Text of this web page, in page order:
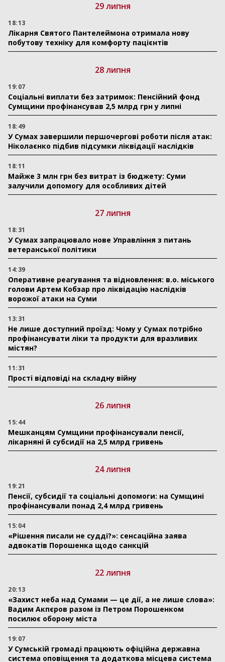
29 липня
18:13
Лікарня Святого Пантелеймона отримала нову
побутову техніку для комфорту пацієнтів
28 липня
19:07
Соціальні виплати без затримок: Пенсійний фонд
Сумщини профінансував 2,5 млрд грн у липні
18:49
У Сумах завершили першочергові роботи після атак:
Ніколаєнко підбив підсумки ліквідації наслідків
18:11
Майже 3 млн грн без витрат із бюджету: Суми
залучили допомогу для особливих дітей
27 липня
18:31
У Сумах запрацювало нове Управління з питань
ветеранської політики
14:39
Оперативне реагування та відновлення: в.о. міського
голови Артем Кобзар про ліквідацію наслідків
ворожої атаки на Суми
13:31
Не лише доступний проїзд: Чому у Сумах потрібно
профінансувати ліки та продукти для вразливих
містян?
11:31
Прості відповіді на складну війну
26 липня
15:44
Мешканцям Сумщини профінансували пенсії,
лікарняні й субсидії на 2,5 млрд гривень
24 липня
19:21
Пенсії, субсидії та соціальні допомоги: на Сумщині
профінансували понад 2,4 млрд гривень
15:04
«Рішення писали не судді?»: сенсаційна заява
адвокатів Порошенка щодо санкцій
22 липня
20:13
«Захист неба над Сумами — це дії, а не лише слова»:
Вадим Акпєров разом із Петром Порошенком
посилює оборону міста
19:07
У Сумській громаді працюють офіційна державна
система оповіщення та додаткова місцева система